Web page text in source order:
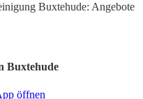
Buxtehude: Angebote
Buxtehude
öffnen